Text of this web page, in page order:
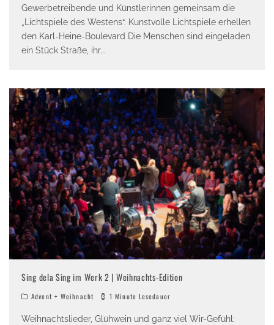
Gewerbetreibende und Künstlerinnen gemeinsam die
„Lichtspiele des Westens“. Kunstvolle Lichtspiele erhellen
den Karl-Heine-Boulevard Die Menschen sind eingeladen
ein Stück Straße, ihr...
Sing dela Sing im Werk 2 | Weihnachts-Edition
Advent + Weihnacht 1 Minute Lesedauer
Weihnachtslieder, Glühwein und ganz viel Wir-Gefühl: